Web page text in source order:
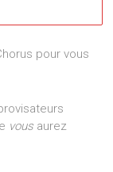
pour vous
vous aurez